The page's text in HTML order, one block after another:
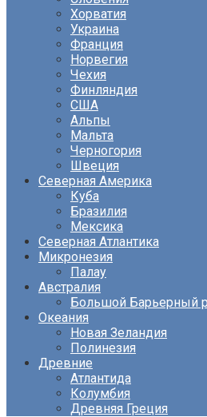
Хорватия
Украина
Франция
Норвегия
Чехия
Финляндия
США
Альпы
Мальта
Черногория
Швеция
Северная Америка
Куба
Бразилия
Мексика
Северная Атлантика
Микронезия
Палау
Австралия
Большой Барьерный
Океания
Новая Зеландия
Полинезия
Древние
Атлантида
Колумбия
Древняя Греция